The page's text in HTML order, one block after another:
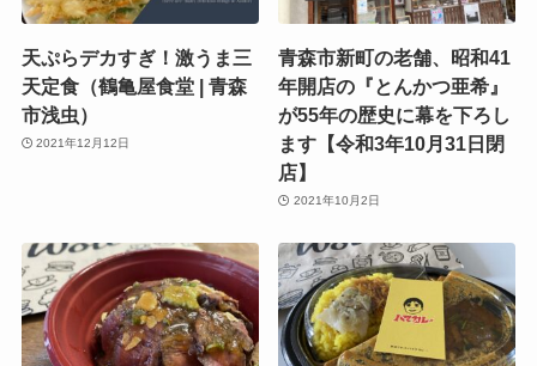
天ぷらデカすぎ！激うま三
天定食（鶴亀屋食堂 | 青森
市浅虫）
2021年12月12日
青森市新町の老舗、昭和41
年開店の『とんかつ亜希』
が55年の歴史に幕を下ろし
ます【令和3年10月31日閉
店】
2021年10月2日